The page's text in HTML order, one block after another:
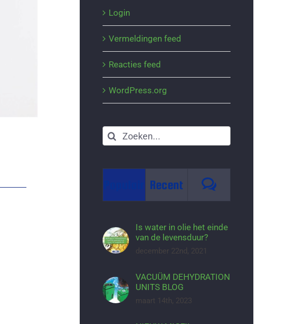
Login
Vermeldingen feed
Reacties feed
WordPress.org
Zoeken
naar:
Recent Reacties
Is water in olie het einde
van de levensduur?
december 22nd, 2021
VACUÜM DEHYDRATION
UNITS BLOG
maart 14th, 2023